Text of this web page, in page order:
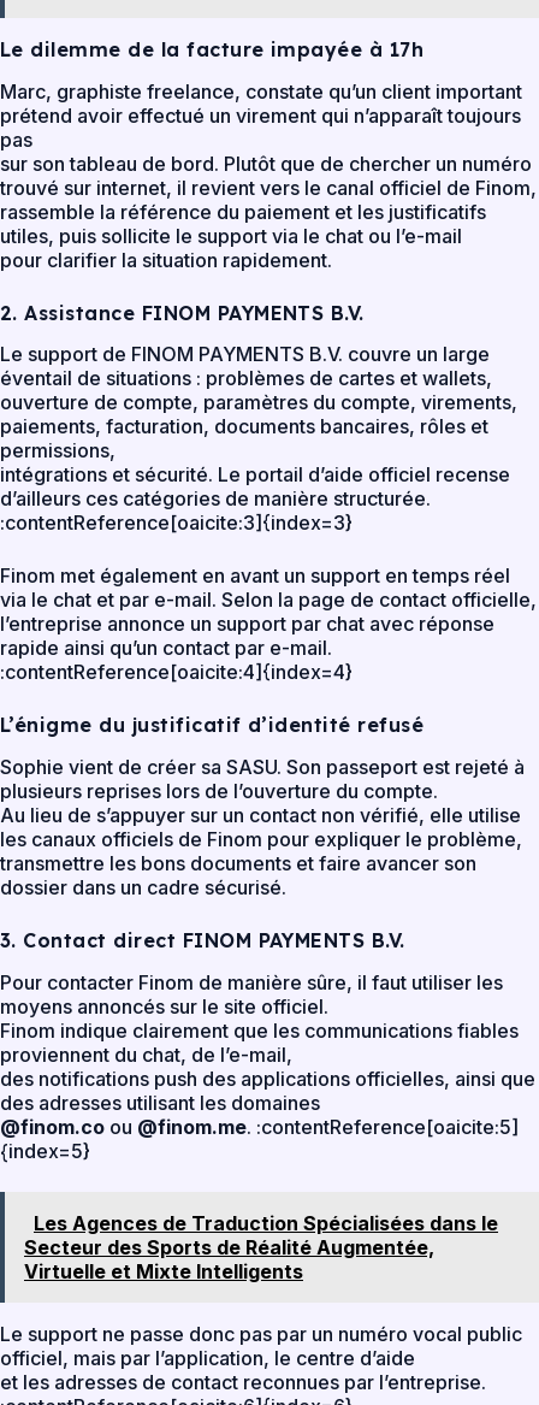
Le dilemme de la facture impayée à 17h
Marc, graphiste freelance, constate qu’un client important
prétend avoir effectué un virement qui n’apparaît toujours
pas
sur son tableau de bord. Plutôt que de chercher un numéro
trouvé sur internet, il revient vers le canal officiel de Finom,
rassemble la référence du paiement et les justificatifs
utiles, puis sollicite le support via le chat ou l’e-mail
pour clarifier la situation rapidement.
2. Assistance FINOM PAYMENTS B.V.
Le support de FINOM PAYMENTS B.V. couvre un large
éventail de situations : problèmes de cartes et wallets,
ouverture de compte, paramètres du compte, virements,
paiements, facturation, documents bancaires, rôles et
permissions,
intégrations et sécurité. Le portail d’aide officiel recense
d’ailleurs ces catégories de manière structurée.
:contentReference[oaicite:3]{index=3}
Finom met également en avant un support en temps réel
via le chat et par e-mail. Selon la page de contact officielle,
l’entreprise annonce un support par chat avec réponse
rapide ainsi qu’un contact par e-mail.
:contentReference[oaicite:4]{index=4}
L’énigme du justificatif d’identité refusé
Sophie vient de créer sa SASU. Son passeport est rejeté à
plusieurs reprises lors de l’ouverture du compte.
Au lieu de s’appuyer sur un contact non vérifié, elle utilise
les canaux officiels de Finom pour expliquer le problème,
transmettre les bons documents et faire avancer son
dossier dans un cadre sécurisé.
3. Contact direct FINOM PAYMENTS B.V.
Pour contacter Finom de manière sûre, il faut utiliser les
moyens annoncés sur le site officiel.
Finom indique clairement que les communications fiables
proviennent du chat, de l’e-mail,
des notifications push des applications officielles, ainsi que
des adresses utilisant les domaines
@finom.co ou @finom.me. :contentReference[oaicite:5]
{index=5}
Les Agences de Traduction Spécialisées dans le
Secteur des Sports de Réalité Augmentée,
Virtuelle et Mixte Intelligents
Le support ne passe donc pas par un numéro vocal public
officiel, mais par l’application, le centre d’aide
et les adresses de contact reconnues par l’entreprise.